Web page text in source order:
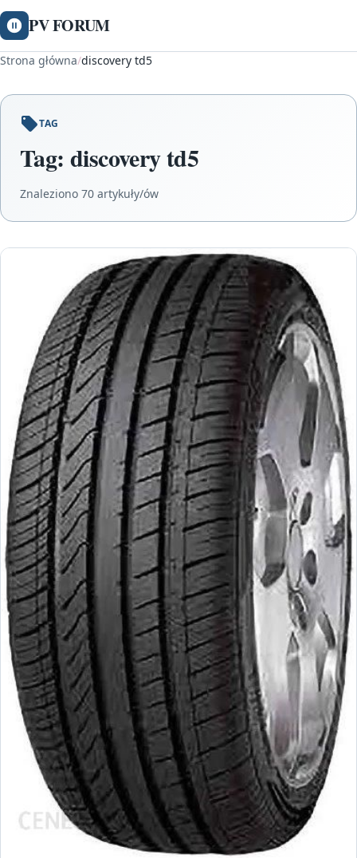
PV FORUM
Strona główna/discovery td5
TAG
Tag: discovery td5
Znaleziono 70 artykuły/ów